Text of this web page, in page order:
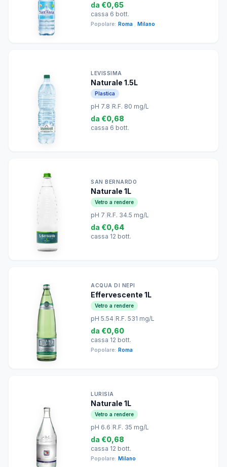
da €0,65
cassa 6 bott.
Popolare: Roma Milano
LEVISSIMA
Naturale 1.5L
Plastica
pH 7.8 R.F. 80 mg/L
da €0,68
cassa 6 bott.
SAN BERNARDO
Naturale 1L
Vetro a rendere
pH 7 R.F. 34.5 mg/L
da €0,64
cassa 12 bott.
ACQUA DI NEPI
Effervescente 1L
Vetro a rendere
pH 5.54 R.F. 531 mg/L
da €0,60
cassa 12 bott.
Popolare: Roma
LURISIA
Naturale 1L
Vetro a rendere
pH 6.6 R.F. 35 mg/L
da €0,68
cassa 12 bott.
Popolare: Milano